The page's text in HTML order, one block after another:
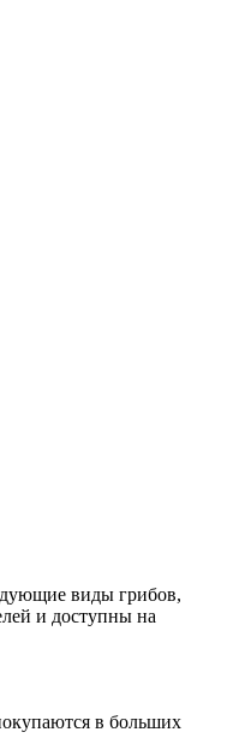
виды грибов,
и доступны на
в больших